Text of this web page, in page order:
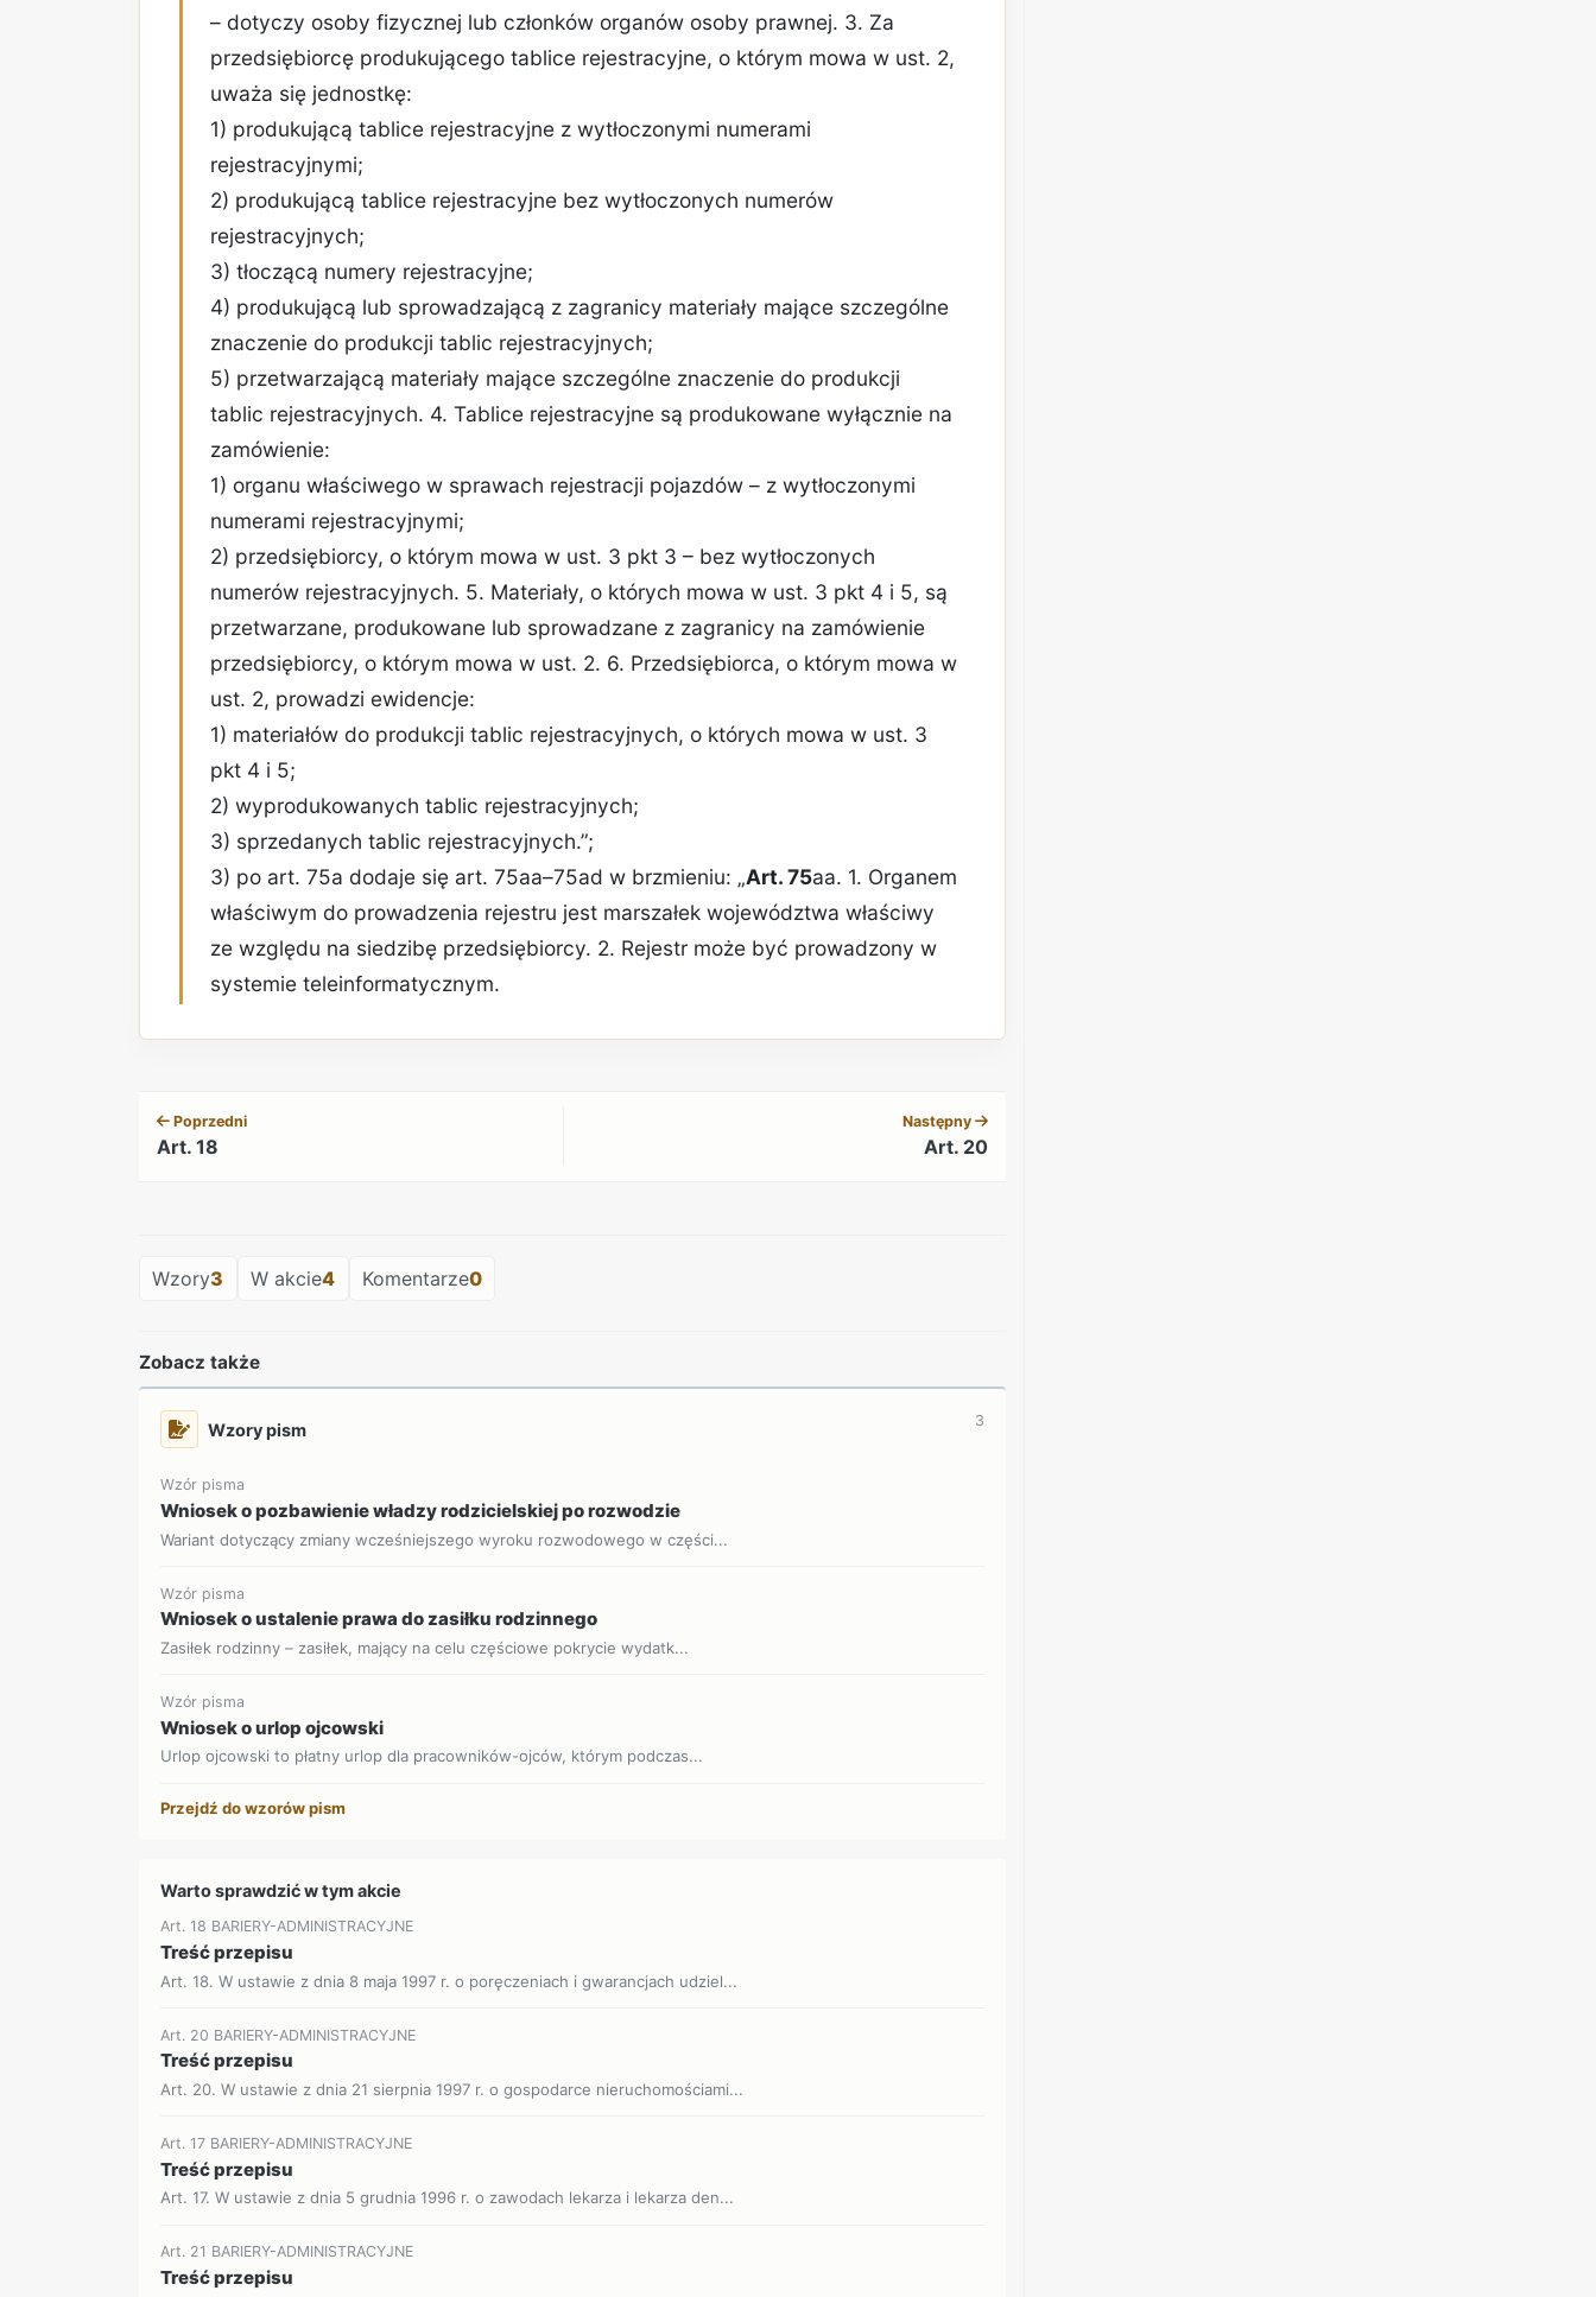
– dotyczy osoby fizycznej lub członków organów osoby prawnej. 3. Za
przedsiębiorcę produkującego tablice rejestracyjne, o którym mowa w ust. 2,
uważa się jednostkę:
1) produkującą tablice rejestracyjne z wytłoczonymi numerami
rejestracyjnymi;
2) produkującą tablice rejestracyjne bez wytłoczonych numerów
rejestracyjnych;
3) tłoczącą numery rejestracyjne;
4) produkującą lub sprowadzającą z zagranicy materiały mające szczególne
znaczenie do produkcji tablic rejestracyjnych;
5) przetwarzającą materiały mające szczególne znaczenie do produkcji
tablic rejestracyjnych. 4. Tablice rejestracyjne są produkowane wyłącznie na
zamówienie:
1) organu właściwego w sprawach rejestracji pojazdów – z wytłoczonymi
numerami rejestracyjnymi;
2) przedsiębiorcy, o którym mowa w ust. 3 pkt 3 – bez wytłoczonych
numerów rejestracyjnych. 5. Materiały, o których mowa w ust. 3 pkt 4 i 5, są
przetwarzane, produkowane lub sprowadzane z zagranicy na zamówienie
przedsiębiorcy, o którym mowa w ust. 2. 6. Przedsiębiorca, o którym mowa w
ust. 2, prowadzi ewidencje:
1) materiałów do produkcji tablic rejestracyjnych, o których mowa w ust. 3
pkt 4 i 5;
2) wyprodukowanych tablic rejestracyjnych;
3) sprzedanych tablic rejestracyjnych.”;
3) po art. 75a dodaje się art. 75aa–75ad w brzmieniu: „Art. 75aa. 1. Organem
właściwym do prowadzenia rejestru jest marszałek województwa właściwy
ze względu na siedzibę przedsiębiorcy. 2. Rejestr może być prowadzony w
systemie teleinformatycznym.
Poprzedni
Art. 18
Następny
Art. 20
Wzory3 W akcie4 Komentarze0
Zobacz także
Wzory pism 3
Wzór pisma
Wniosek o pozbawienie władzy rodzicielskiej po rozwodzie
Wariant dotyczący zmiany wcześniejszego wyroku rozwodowego w części...
Wzór pisma
Wniosek o ustalenie prawa do zasiłku rodzinnego
Zasiłek rodzinny – zasiłek, mający na celu częściowe pokrycie wydatk...
Wzór pisma
Wniosek o urlop ojcowski
Urlop ojcowski to płatny urlop dla pracowników-ojców, którym podczas...
Przejdź do wzorów pism
Warto sprawdzić w tym akcie
Art. 18 BARIERY-ADMINISTRACYJNE
Treść przepisu
Art. 18. W ustawie z dnia 8 maja 1997 r. o poręczeniach i gwarancjach udziel...
Art. 20 BARIERY-ADMINISTRACYJNE
Treść przepisu
Art. 20. W ustawie z dnia 21 sierpnia 1997 r. o gospodarce nieruchomościami...
Art. 17 BARIERY-ADMINISTRACYJNE
Treść przepisu
Art. 17. W ustawie z dnia 5 grudnia 1996 r. o zawodach lekarza i lekarza den...
Art. 21 BARIERY-ADMINISTRACYJNE
Treść przepisu